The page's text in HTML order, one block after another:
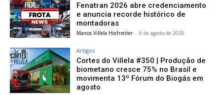
Fenatran 2026 abre credenciamento
e anuncia recorde histórico de
montadoras
Marcos Villela Hochreiter - 6 de agosto de 2026
Artigos
Cortes do Villela #350 | Produção de
biometano cresce 75% no Brasil e
movimenta 13º Fórum do Biogás em
agosto